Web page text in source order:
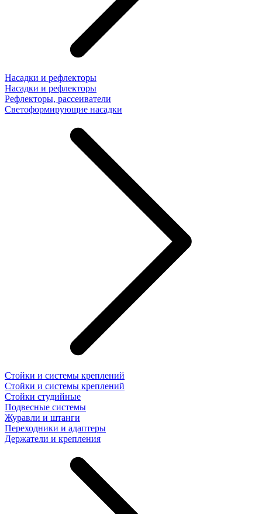
Насадки и рефлекторы
Насадки и рефлекторы
Рефлекторы, рассеиватели
Светоформирующие насадки
Стойки и системы креплений
Стойки и системы креплений
Стойки студийные
Подвесные системы
Журавли и штанги
Переходники и адаптеры
Держатели и крепления